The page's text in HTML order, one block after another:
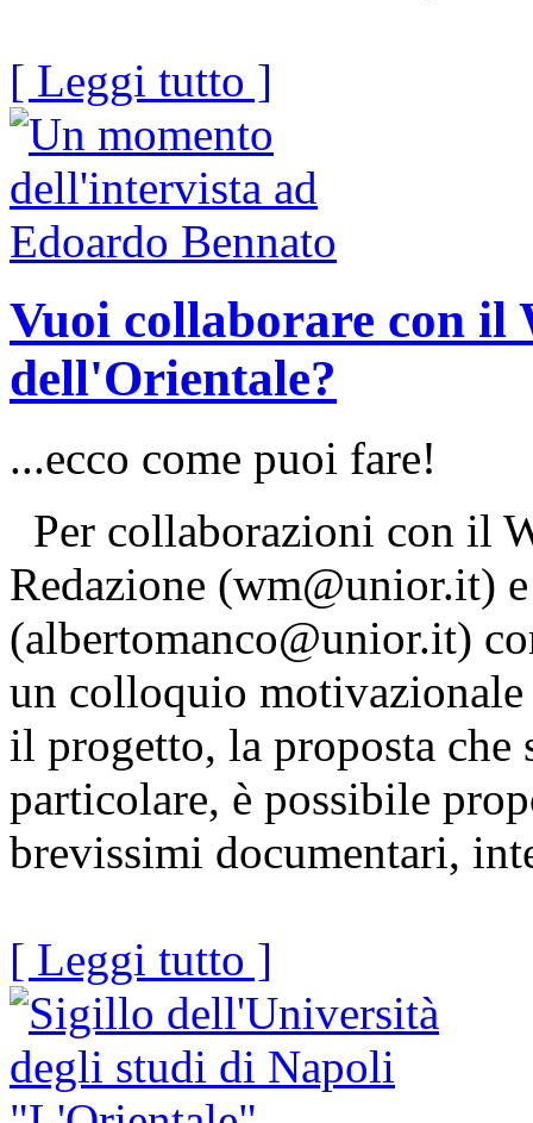
[ Leggi tutto ]
Vuoi collaborare con il
dell'Orientale?
...ecco come puoi fare!
Per collaborazioni con il
Redazione (wm@unior.it)
(albertomanco@unior.it)
un colloquio
il progetto, la proposta che
particolare, è possibile
brevissimi documentari,
[ Leggi tutto ]